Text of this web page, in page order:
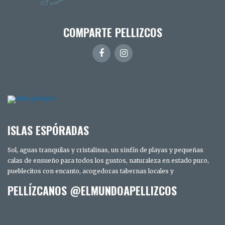
COMPARTE PELLIZCOS
ISLAS ESPÓRADAS
Sol, aguas tranquilas y cristalinas, un sinfín de playas y pequeñas
calas de ensueño para todos los gustos, naturaleza en estado puro,
pueblecitos con encanto, acogedoras tabernas locales y
PELLÍZCANOS @ELMUNDOAPELLIZCOS